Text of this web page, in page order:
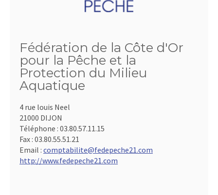
Fédération de la Côte d'Or
pour la Pêche et la
Protection du Milieu
Aquatique
4 rue louis Neel
21000 DIJON
Téléphone : 03.80.57.11.15
Fax : 03.80.55.51.21
Email : comptabilite@fedepeche21.com
http://www.fedepeche21.com